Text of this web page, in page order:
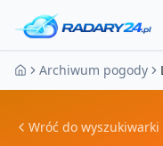
Strona główna
Archiwum pogody
Wróć do wyszukiwarki